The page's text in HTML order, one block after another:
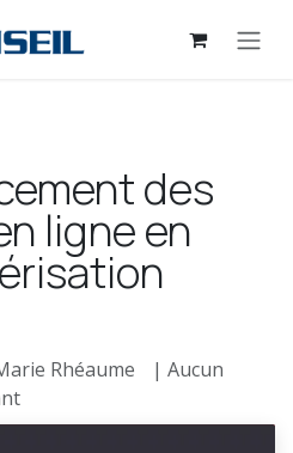
des
ligne en
Rhéaume
| Aucun